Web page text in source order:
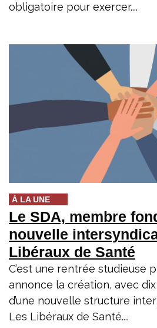
obligatoire pour exercer....
À LA UNE
Le SDA, membre
nouvelle
Libéraux de Santé
C’est une rentrée studieuse
annonce la création, avec
d’une nouvelle structure
Les Libéraux de Santé....